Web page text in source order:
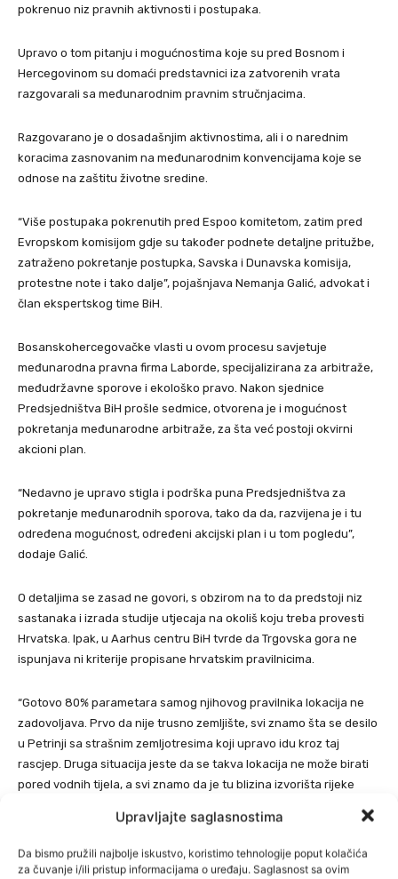
Upravljajte saglasnostima
Da bismo pružili najbolje iskustvo, koristimo tehnologije poput kolačića
za čuvanje i/ili pristup informacijama o uređaju. Saglasnost sa ovim
pokrenuo niz pravnih aktivnosti i postupaka.
Upravo o tom pitanju i mogućnostima koje su pred Bosnom i
Hercegovinom su domaći predstavnici iza zatvorenih vrata
razgovarali sa međunarodnim pravnim stručnjacima.
Razgovarano je o dosadašnjim aktivnostima, ali i o narednim
koracima zasnovanim na međunarodnim konvencijama koje se
odnose na zaštitu životne sredine.
“Više postupaka pokrenutih pred Espoo komitetom, zatim pred
Evropskom komisijom gdje su također podnete detaljne pritužbe,
zatraženo pokretanje postupka, Savska i Dunavska komisija,
protestne note i tako dalje”, pojašnjava Nemanja Galić, advokat i
član ekspertskog time BiH.
Bosanskohercegovačke vlasti u ovom procesu savjetuje
međunarodna pravna firma Laborde, specijalizirana za arbitraže,
međudržavne sporove i ekološko pravo. Nakon sjednice
Predsjedništva BiH prošle sedmice, otvorena je i mogućnost
pokretanja međunarodne arbitraže, za šta već postoji okvirni
akcioni plan.
“Nedavno je upravo stigla i podrška puna Predsjedništva za
pokretanje međunarodnih sporova, tako da da, razvijena je i tu
određena mogućnost, određeni akcijski plan i u tom pogledu”,
dodaje Galić.
O detaljima se zasad ne govori, s obzirom na to da predstoji niz
sastanaka i izrada studije utjecaja na okoliš koju treba provesti
Hrvatska. Ipak, u Aarhus centru BiH tvrde da Trgovska gora ne
ispunjava ni kriterije propisane hrvatskim pravilnicima.
“Gotovo 80% parametara samog njihovog pravilnika lokacija ne
zadovoljava. Prvo da nije trusno zemljište, svi znamo šta se desilo
u Petrinji sa strašnim zemljotresima koji upravo idu kroz taj
rascjep. Druga situacija jeste da se takva lokacija ne može birati
pored vodnih tijela, a svi znamo da je tu blizina izvorišta rijeke
Veljović, direktorica Aarhus centra BiH.
Problematična je i struktura tla, upozoravaju stručnjaci. Hrvatska